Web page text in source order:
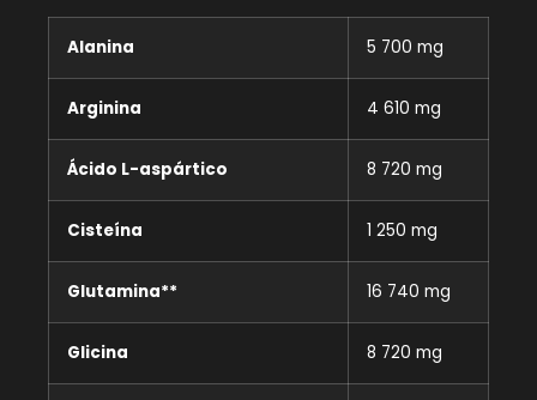
Alanina 5 700 mg
Arginina 4 610 mg
Ácido L-aspártico 8 720 mg
Cisteína 1 250 mg
Glutamina** 16 740 mg
Glicina 8 720 mg